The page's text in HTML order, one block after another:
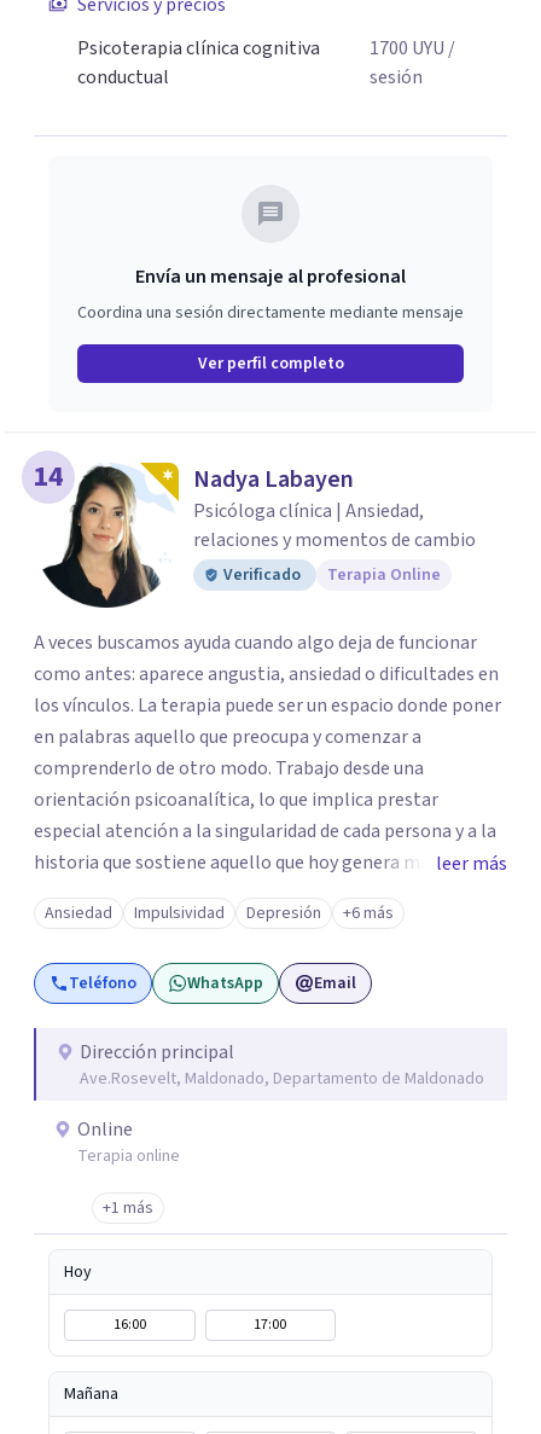
Psicoterapia clínica cognitiva
conductual
1700 UYU /
sesión
Envía un mensaje al profesional
Coordina una sesión directamente mediante mensaje
Ver perfil completo
14 Nadya Labayen
Psicóloga clínica | Ansiedad,
relaciones y momentos de cambio
Verificado Terapia Online
A veces buscamos ayuda cuando algo deja de funcionar
como antes: aparece angustia, ansiedad o dificultades en
los vínculos. La terapia puede ser un espacio donde poner
en palabras aquello que preocupa y comenzar a
comprenderlo de otro modo. Trabajo desde una
orientación psicoanalítica, lo que implica prestar
especial atención a la singularidad de cada persona y a la
historia que sostiene aquello que hoy genera malestar. Se
trata de comprender la lógica de nuestro malestar y abrir
posibilidades diferentes para la vida de cada sujeto. Si
sentís que es un buen momento para comenzar un
espacio terapéutico, podés escribirme para coordinar una
leer más
Ansiedad Impulsividad Depresión +6 más
Teléfono WhatsApp Email
Dirección principal
Ave.Rosevelt, Maldonado, Departamento de Maldonado
Online
Terapia online
+1 más
Hoy
16:00 17:00
Mañana